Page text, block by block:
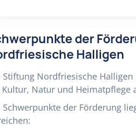
der
Halligen
Stiftung Nordfriesische
Kultur, Natur und Heimatpflege
Schwerpunkte der Förderung